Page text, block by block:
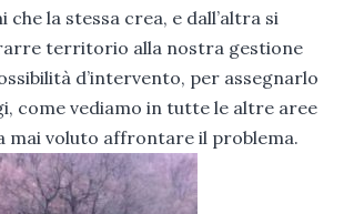
che la stessa crea, e dall’altra si
territorio alla nostra gestione
d’intervento, per assegnarlo
come vediamo in tutte le altre aree
mai voluto affrontare il problema.